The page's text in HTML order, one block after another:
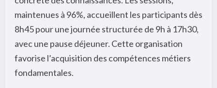
maintenues à 96%, accueillent les participants dès
8h45 pour une journée structurée de 9h à 17h30,
avec une pause déjeuner. Cette organisation
favorise l’acquisition des compétences métiers
fondamentales.